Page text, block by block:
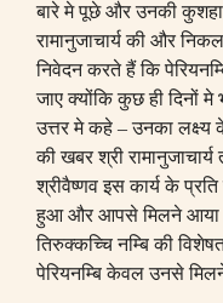
बारे मे पूछे और उनकी
रामानुजाचार्य की और
निवेदन करते हैं कि
जाए क्योंकि कुछ ही दिनों
उत्तर मे कहे –उनका लक्ष्य
की खबर श्री
श्रीवैष्णव इस कार्य के
हुआ और आपसे मिलने आया ।
तिरुक्कच्चि नम्बि की
पेरियनम्बि केवल उनसे